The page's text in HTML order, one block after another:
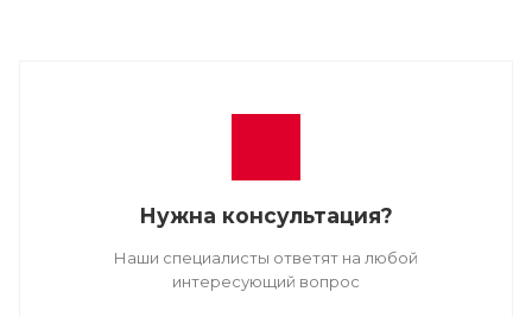
Нужна консультация?
Наши специалисты ответят на любой
интересующий вопрос